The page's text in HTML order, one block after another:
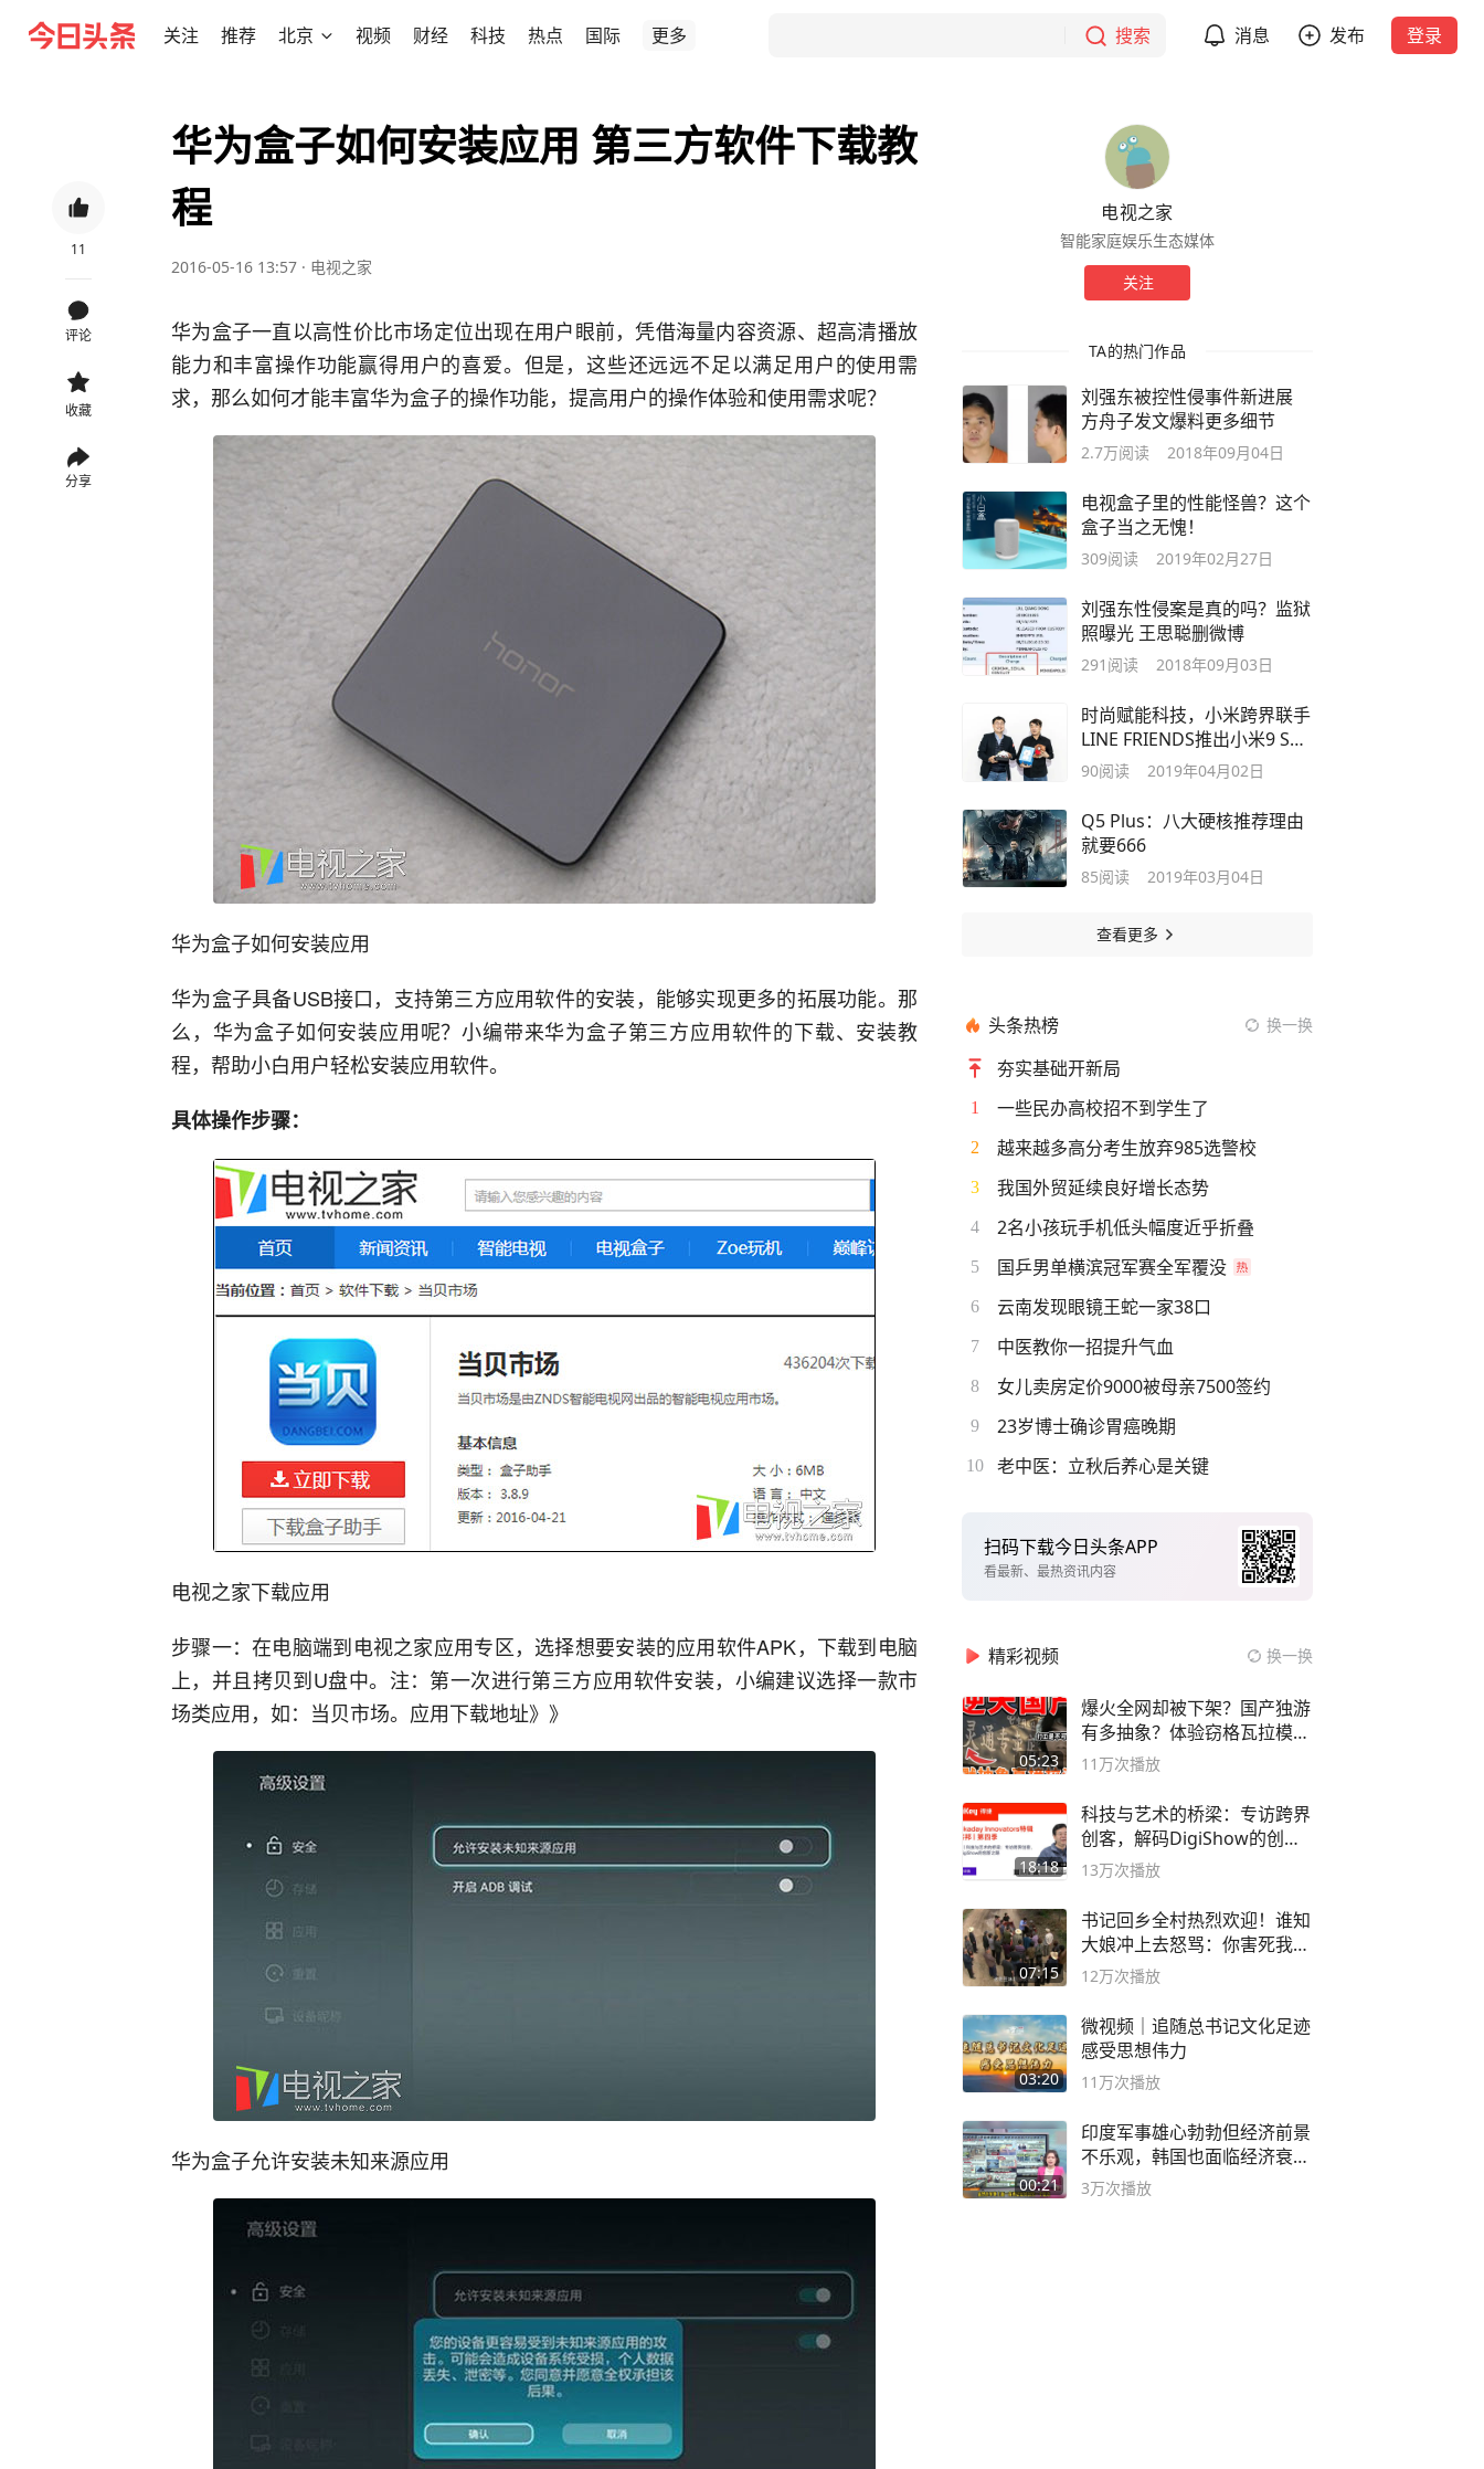
关注 推荐 北京 视频 财经 科技 热点 国际 更多 搜索 消息 发布 登录
11
评论
收藏
分享
华为盒子如何安装应用 第三方软件下载教
程
2016-05-16 13:57 · 电视之家
华为盒子一直以高性价比市场定位出现在用户眼前，凭借海量内容资源、超高清播放
能力和丰富操作功能赢得用户的喜爱。但是，这些还远远不足以满足用户的使用需
求，那么如何才能丰富华为盒子的操作功能，提高用户的操作体验和使用需求呢？
华为盒子如何安装应用
华为盒子具备USB接口，支持第三方应用软件的安装，能够实现更多的拓展功能。那
么，华为盒子如何安装应用呢？小编带来华为盒子第三方应用软件的下载、安装教
程，帮助小白用户轻松安装应用软件。
具体操作步骤：
电视之家下载应用
步骤一：在电脑端到电视之家应用专区，选择想要安装的应用软件APK，下载到电脑
上，并且拷贝到U盘中。注：第一次进行第三方应用软件安装，小编建议选择一款市
场类应用，如：当贝市场。应用下载地址》》
华为盒子允许安装未知来源应用
电视之家
智能家庭娱乐生态媒体
关注
TA的热门作品
刘强东被控性侵事件新进展
方舟子发文爆料更多细节
2.7万阅读 2018年09月04日
电视盒子里的性能怪兽？这个
盒子当之无愧！
309阅读 2019年02月27日
刘强东性侵案是真的吗？监狱
照曝光 王思聪删微博
291 阅读 2018年09月03日
时尚赋能科技，小米跨界联手
LINE FRIENDS推出小米9 SE
布朗熊限量套装
90阅读 2019年04月02日
Q5 Plus：八大硬核推荐理由
就要666
85阅读 2019年03月04日
查看更多
头条热榜 换一换
夯实基础开新局
1 一些民办高校招不到学生了
2 越来越多高分考生放弃985选警校
3 我国外贸延续良好增长态势
4 2名小孩玩手机低头幅度近乎折叠
5 国乒男单横滨冠军赛全军覆没
6 云南发现眼镜王蛇一家38口
7 中医教你一招提升气血
8 女儿卖房定价9000被母亲7500签约
9 23岁博士确诊胃癌晚期
10 老中医：立秋后养心是关键
扫码下载今日头条APP
看最新、最热资讯内容
精彩视频 换一换
05:23
爆火全网却被下架？国产独游
有多抽象？体验窃格瓦拉模拟
器！
11万次播放
18:18
科技与艺术的桥梁：专访跨界
创客，解码DigiShow的创新
之路
13万次播放
07:15
书记回乡全村热烈欢迎！谁知
大娘冲上去怒骂：你害死我儿
子
12万次播放
03:20
微视频｜追随总书记文化足迹
感受思想伟力
11万次播放
00:21
印度军事雄心勃勃但经济前景
不乐观，韩国也面临经济衰退
风险
3万次播放